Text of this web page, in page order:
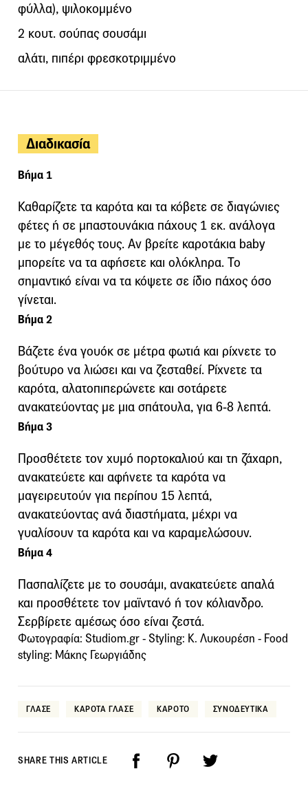
φύλλα), ψιλοκομμένο
2 κουτ. σούπας σουσάμι
αλάτι, πιπέρι φρεσκοτριμμένο
Διαδικασία
Βήμα 1
Καθαρίζετε τα καρότα και τα κόβετε σε διαγώνιες
φέτες ή σε μπαστουνάκια πάχους 1 εκ. ανάλογα
με το μέγεθός τους. Αν βρείτε καροτάκια baby
μπορείτε να τα αφήσετε και ολόκληρα. Το
σημαντικό είναι να τα κόψετε σε ίδιο πάχος όσο
γίνεται.
Βήμα 2
Βάζετε ένα γουόκ σε μέτρα φωτιά και ρίχνετε το
βούτυρο να λιώσει και να ζεσταθεί. Ρίχνετε τα
καρότα, αλατοπιπερώνετε και σοτάρετε
ανακατεύοντας με μια σπάτουλα, για 6-8 λεπτά.
Βήμα 3
Προσθέτετε τον χυμό πορτοκαλιού και τη ζάχαρη,
ανακατεύετε και αφήνετε τα καρότα να
μαγειρευτούν για περίπου 15 λεπτά,
ανακατεύοντας ανά διαστήματα, μέχρι να
γυαλίσουν τα καρότα και να καραμελώσουν.
Βήμα 4
Πασπαλίζετε με το σουσάμι, ανακατεύετε απαλά
και προσθέτετε τον μαϊντανό ή τον κόλιανδρο.
Σερβίρετε αμέσως όσο είναι ζεστά.
Φωτογραφία: Studiom.gr - Styling: Κ. Λυκουρέση - Food
styling: Μάκης Γεωργιάδης
ΓΛΑΣΕ ΚΑΡΟΤΑ ΓΛΑΣΕ ΚΑΡΟΤΟ ΣΥΝΟΔΕΥΤΙΚΑ
SHARE THIS ARTICLE